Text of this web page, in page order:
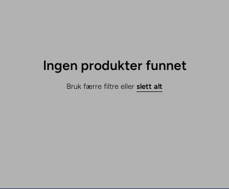
Ingen produkter funnet
Bruk færre filtre eller slett alt